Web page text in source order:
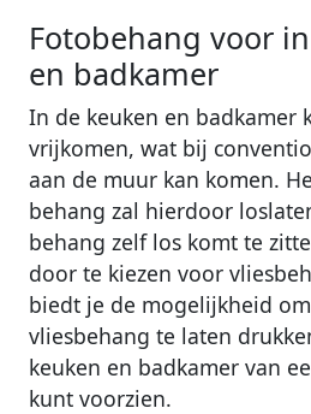
Fotobehang voor
en badkamer
In de keuken en badkamer
vrijkomen, wat bij
aan de muur kan komen.
behang zal hierdoor
behang zelf los komt te
door te kiezen voor
biedt je de mogelijkheid om
vliesbehang te laten
keuken en badkamer van
kunt voorzien.